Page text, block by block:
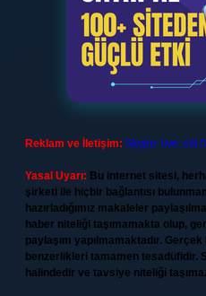
Reklam ve İletişim: Skype:
Yasal Uyarı: Bu internet sitesi,
şirketi ile hiçbir bağlantısı
hazırladığımız makaleler
haber niteliği taşımamakta olup,
paylaşım yapılmamaktadır.
benzerlikleri tamamen tesadüfidir.
halindedir ve tavsiye niteliği